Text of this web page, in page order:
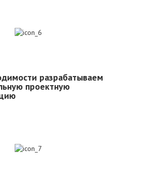
разрабатываем
проектную